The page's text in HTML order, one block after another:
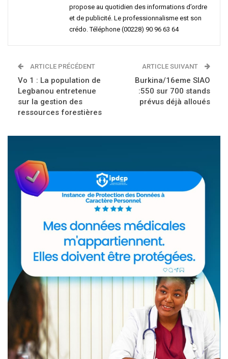
propose au quotidien des informations d’ordre
et de publicité. Le professionnalisme est son
crédo. Téléphone (00228) 90 96 63 64
ARTICLE PRÉCÉDENT
Vo 1 : La population de
Legbanou entretenue
sur la gestion des
ressources forestières
ARTICLE SUIVANT
Burkina/16eme SIAO
:550 sur 700 stands
prévus déjà alloués